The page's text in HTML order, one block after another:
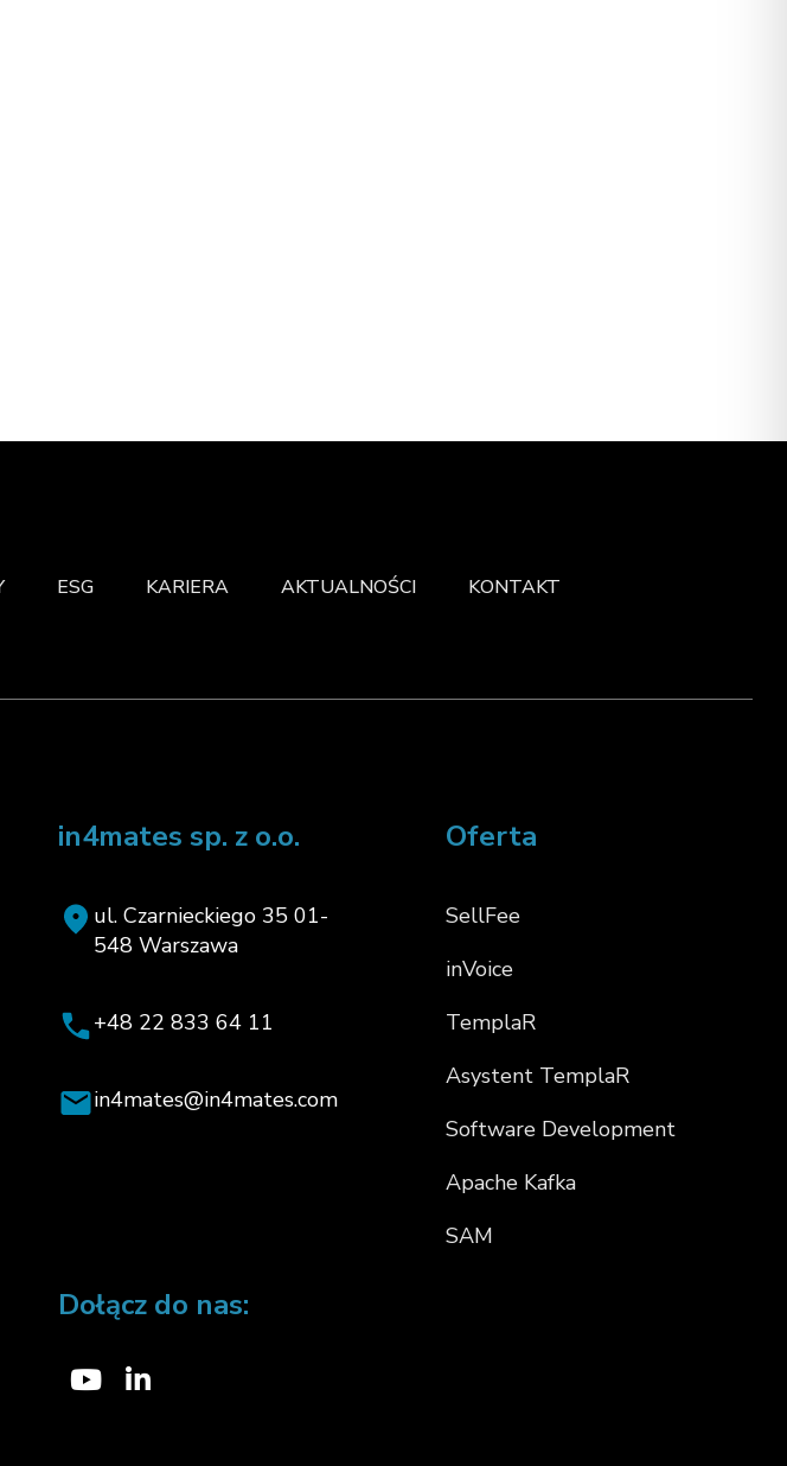
ESG KARIERA AKTUALNOŚCI KONTAKT
in4mates sp. z o.o.
ul. Czarnieckiego 35 01-
548 Warszawa
+48 22 833 64 11
in4mates@in4mates.com
Dołącz do nas:
Oferta
SellFee
inVoice
TemplaR
Asystent TemplaR
Software Development
Apache Kafka
SAM